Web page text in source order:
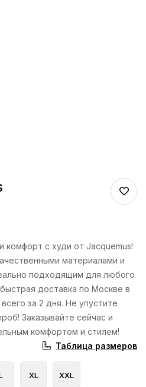
комфорт с худи от Jacquemus!
материалами и
подходящим для любого
доставка по Москве в
за 2 дня. Не упустите
Заказывайте сейчас и
комфортом и стилем!
Таблица размеров
XL XXL